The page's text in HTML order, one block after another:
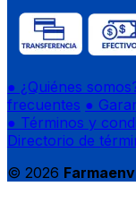
● ¿Quiénes
frecuentes ●
● Términos y
Directorio de
© 2026